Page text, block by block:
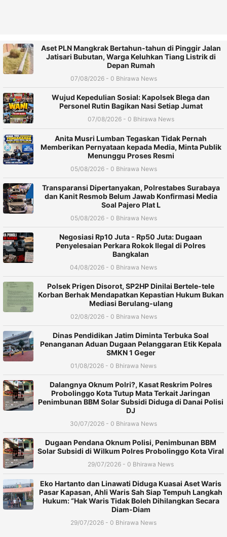
Aset PLN Mangkrak Bertahun-tahun di Pinggir Jalan
Jatisari Bubutan, Warga Keluhkan Tiang Listrik di
Depan Rumah
07/08/2026 - 0 Bhirawa News
Wujud Kepedulian Sosial: Kapolsek Blega dan
Personel Rutin Bagikan Nasi Setiap Jumat
07/08/2026 - 0 Bhirawa News
Anita Musri Lumban Tegaskan Tidak Pernah
Memberikan Pernyataan kepada Media, Minta Publik
Menunggu Proses Resmi
05/08/2026 - 0 Bhirawa News
Transparansi Dipertanyakan, Polrestabes Surabaya
dan Kanit Resmob Belum Jawab Konfirmasi Media
Soal Pajero Plat L
05/08/2026 - 0 Bhirawa News
Negosiasi Rp10 Juta - Rp50 Juta: Dugaan
Penyelesaian Perkara Rokok Ilegal di Polres
Bangkalan
04/08/2026 - 0 Bhirawa News
Polsek Prigen Disorot, SP2HP Dinilai Bertele-tele
Korban Berhak Mendapatkan Kepastian Hukum Bukan
Mediasi Berulang-ulang
02/08/2026 - 0 Bhirawa News
Dinas Pendidikan Jatim Diminta Terbuka Soal
Penanganan Aduan Dugaan Pelanggaran Etik Kepala
SMKN 1 Geger
01/08/2026 - 0 Bhirawa News
Dalangnya Oknum Polri?, Kasat Reskrim Polres
Probolinggo Kota Tutup Mata Terkait Jaringan
Penimbunan BBM Solar Subsidi Diduga di Danai Polisi
DJ
30/07/2026 - 0 Bhirawa News
Dugaan Pendana Oknum Polisi, Penimbunan BBM
Solar Subsidi di Wilkum Polres Probolinggo Kota Viral
29/07/2026 - 0 Bhirawa News
Eko Hartanto dan Linawati Diduga Kuasai Aset Waris
Pasar Kapasan, Ahli Waris Sah Siap Tempuh Langkah
Hukum: “Hak Waris Tidak Boleh Dihilangkan Secara
Diam-Diam
29/07/2026 - 0 Bhirawa News